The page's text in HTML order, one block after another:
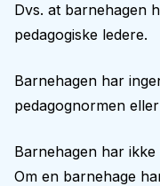
Dvs. at barnehagen
pedagogiske ledere.
Barnehagen har
pedagognormen
Barnehagen har
Om en barnehage